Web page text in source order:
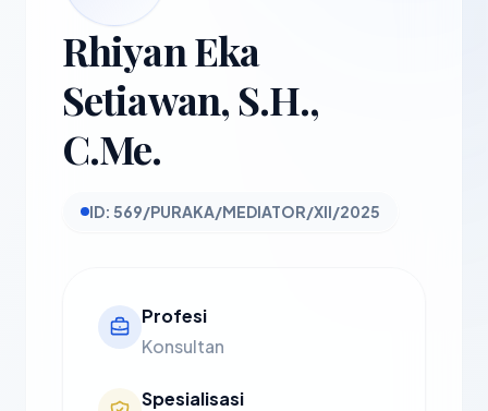
Rhiyan Eka
Setiawan, S.H.,
C.Me.
ID: 569/PURAKA/MEDIATOR/XII/2025
Profesi
Konsultan
Spesialisasi